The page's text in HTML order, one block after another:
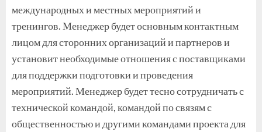
международных и местных мероприятий и
тренингов. Менеджер будет основным контактным
лицом для сторонних организаций и партнеров и
установит необходимые отношения с поставщиками
для поддержки подготовки и проведения
мероприятий. Менеджер будет тесно сотрудничать с
технической командой, командой по связям с
общественностью и другими командами проекта для